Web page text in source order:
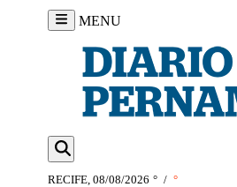
MENU
RECIFE, 08/08/2026 ° / °